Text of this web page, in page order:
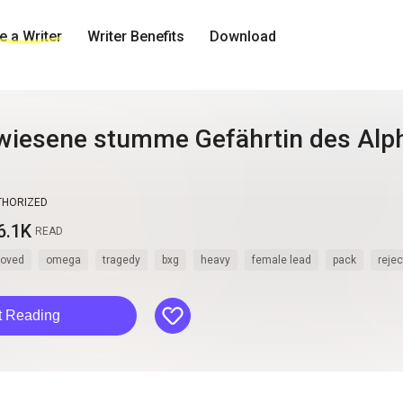
a Writer Writer Benefits Download
stumme Gefährtin des
READ
omega tragedy bxg heavy female lead pack
Reading like